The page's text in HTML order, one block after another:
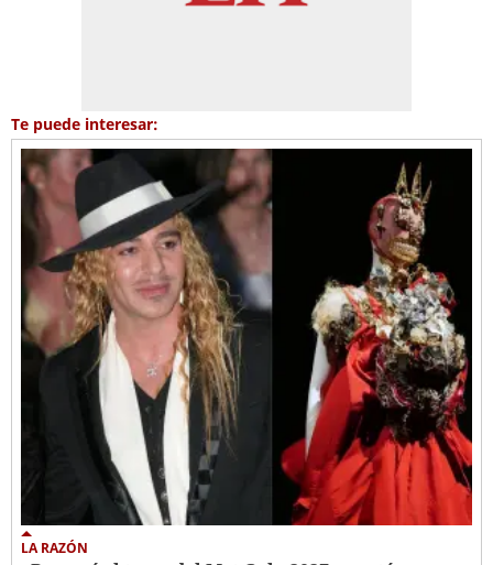
Te puede interesar:
LA RAZÓN